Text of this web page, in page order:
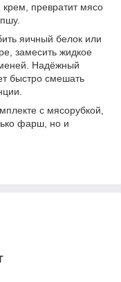
превратит мясо
яичный белок или
замесить жидкое
Надёжный
быстро смешать
с мясорубкой,
фарш, но и